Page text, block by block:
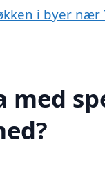
i byer nær
med